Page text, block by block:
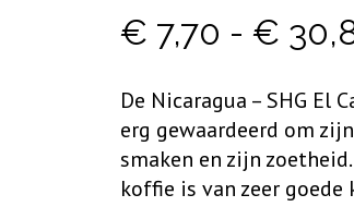
€ 7,70 - €
De Nicaragua – SHG
erg gewaardeerd om
smaken en zijn
koffie is van zeer